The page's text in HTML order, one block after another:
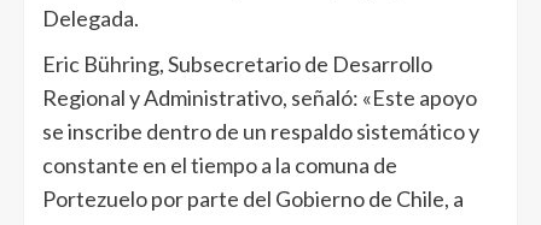
Delegada.
Eric Bühring, Subsecretario de Desarrollo
Regional y Administrativo, señaló: «Este apoyo
se inscribe dentro de un respaldo sistemático y
constante en el tiempo a la comuna de
Portezuelo por parte del Gobierno de Chile, a